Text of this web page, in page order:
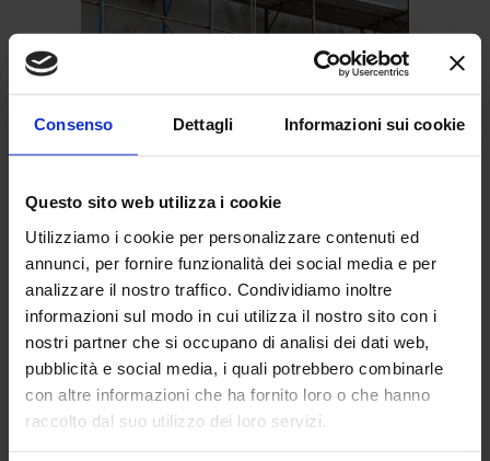
Consenso Dettagli Informazioni sui cookie
Questo sito web utilizza i cookie
Utilizziamo i cookie per personalizzare contenuti ed
annunci, per fornire funzionalità dei social media e per
analizzare il nostro traffico. Condividiamo inoltre
informazioni sul modo in cui utilizza il nostro sito con i
nostri partner che si occupano di analisi dei dati web,
pubblicità e social media, i quali potrebbero combinarle
con altre informazioni che ha fornito loro o che hanno
raccolto dal suo utilizzo dei loro servizi.
SUNIA informa
Superbonus 110% e
bonus facciate: chi
resta fuori dalla
proroga 2022 e come
ottenere gli sgravi
21 Ottobre 2021